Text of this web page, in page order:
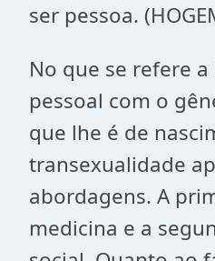
ser pessoa.
No que se refere
pessoal com o
que lhe é de
transexualidade
abordagens. A
medicina e a